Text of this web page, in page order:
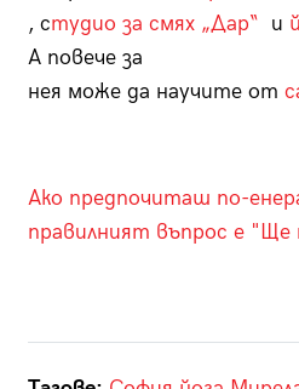
, студио за смях „Дар“ и
А повече за
нея може да научите от
Ако предпочиташ по-
правилният въпрос е "Ще